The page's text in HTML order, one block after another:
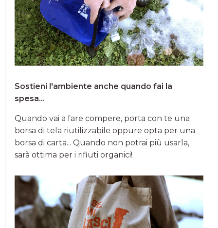
Sostieni l'ambiente anche quando fai la
spesa...
Quando vai a fare compere, porta con te una
borsa di tela riutilizzabile oppure opta per una
borsa di carta... Quando non potrai più usarla,
sarà ottima per i rifiuti organici!